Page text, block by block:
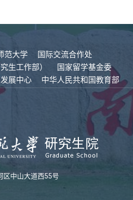
范大学
国际交流合作处
生工作部）
国家留学基金委
展中心
中华人民共和国教育部
区中山大道西55号